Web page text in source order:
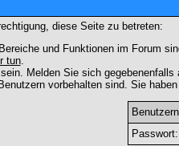
diese Seite zu betreten:
und Funktionen im Forum
tun.
Melden Sie sich
vorbehalten sind. Sie
Passwort: